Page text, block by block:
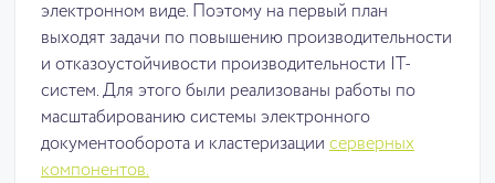
электронном виде. Поэтому на первый план
выходят задачи по повышению производительности
и отказоустойчивости производительности IT-
систем. Для этого были реализованы работы по
масштабированию системы электронного
документооборота и кластеризации серверных
компонентов.